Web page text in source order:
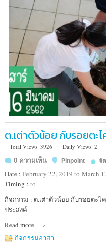
ต.เต่าตัวน้อย กับรอยตะ
Total Views: 3926
Daily Views: 2
0 ความเห็น
Pinpoint จั
Date : February 22, 2019 to March
Timing : to
Location
:
อนุรักษ์
พันธุ์
กิจกรรม : ต.เต่าตัวน้อย กับรอยตะ
ประสงค์
Read more
กิจกรรมอาสา